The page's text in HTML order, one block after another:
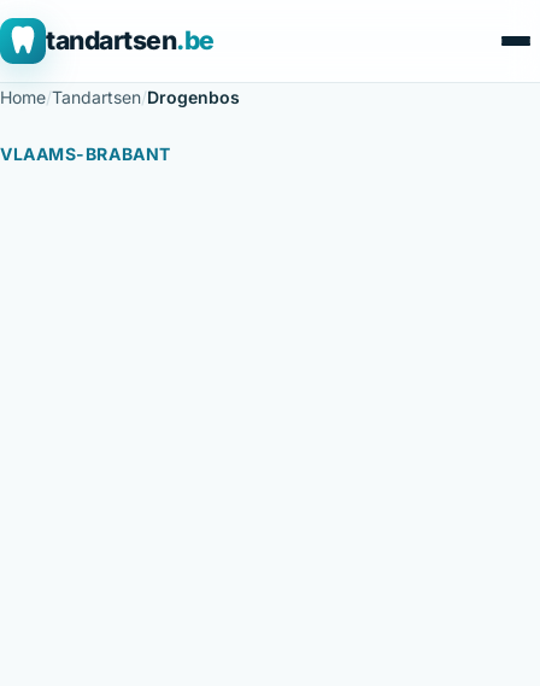
tandartsen.be
Home/Tandartsen/Drogenbos
VLAAMS-BRABANT